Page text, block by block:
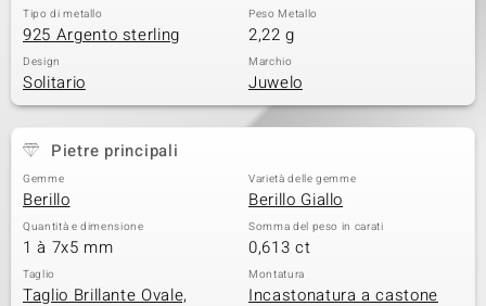
Tipo di metallo
925 Argento sterling
Peso Metallo
2,22 g
Design
Solitario
Marchio
Juwelo
Pietre principali
Gemme
Berillo
Varietà delle gemme
Berillo Giallo
Quantità e dimensione
1 à 7x5 mm
Somma del peso in carati
0,613 ct
Taglio
Taglio Brillante Ovale,
Montatura
Incastonatura a castone